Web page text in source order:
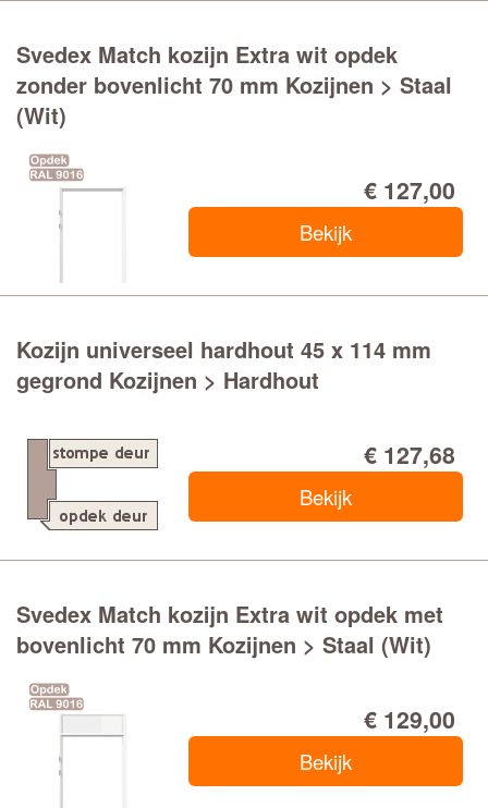
Svedex Match kozijn Extra wit opdek
zonder bovenlicht 70 mm Kozijnen > Staal
(Wit)
€ 127,00
Bekijk
Kozijn universeel hardhout 45 x 114 mm
gegrond Kozijnen > Hardhout
€ 127,68
Bekijk
Svedex Match kozijn Extra wit opdek met
bovenlicht 70 mm Kozijnen > Staal (Wit)
€ 129,00
Bekijk